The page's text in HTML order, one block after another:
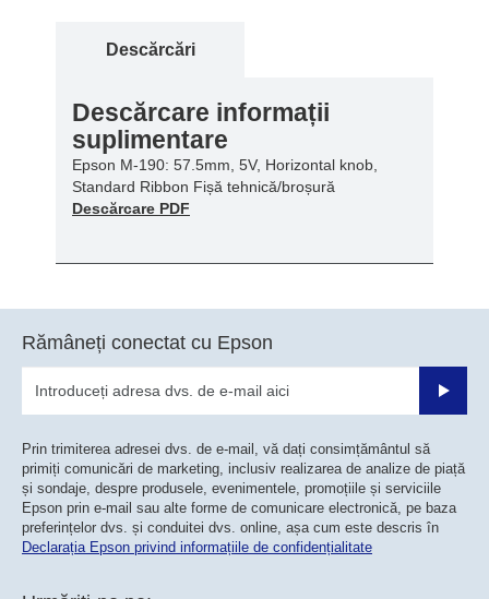
Descărcări
Descărcare informații
suplimentare
Epson M-190: 57.5mm, 5V, Horizontal knob,
Standard Ribbon Fișă tehnică/broșură
Descărcare PDF
Rămâneți conectat cu Epson
Prin trimiterea adresei dvs. de e-mail, vă dați consimțământul să
primiți comunicări de marketing, inclusiv realizarea de analize de piață
și sondaje, despre produsele, evenimentele, promoțiile și serviciile
Epson prin e-mail sau alte forme de comunicare electronică, pe baza
preferințelor dvs. și conduitei dvs. online, așa cum este descris în
Declarația Epson privind informațiile de confidențialitate